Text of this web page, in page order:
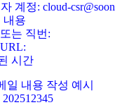
계정: cloud-
내용
는 직번:
시간
일 내용 작성 예시